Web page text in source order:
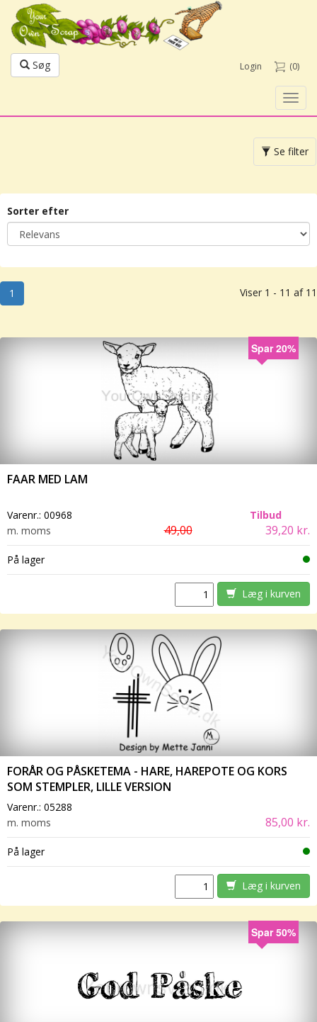
Søg Login (0)
Toggle
navigation
Se filter
Sorter efter
Viser 1 - 11 af 11
1
Spar 20%
FAAR MED LAM
Varenr.: 00968
Tilbud
m. moms
49,00 39,20 kr.
På lager
Læg i kurven
FORÅR OG PÅSKETEMA - HARE, HAREPOTE OG KORS
SOM STEMPLER, LILLE VERSION
Varenr.: 05288
m. moms
85,00 kr.
På lager
Læg i kurven
Spar 50%